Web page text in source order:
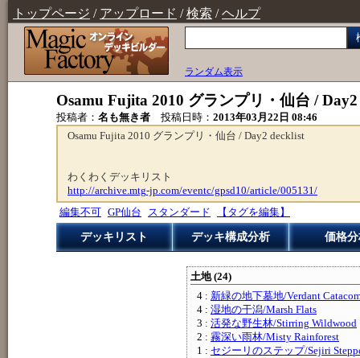
トップページ / アップロード /検索 /ヘルプ
ランダム表示
Osamu Fujita 2010 グランプリ・仙台 /
投稿者： 名も無き者 投稿日時： 2013年03月22日 08:46
Osamu Fujita 2010 グランプリ・仙台 / Day2 decklist
わくわくデッキリスト
http://archive.mtg-jp.com/eventc/gpsd10/article/005131/
編集不可
GP仙台 スタンダード 【タグを編集】
デッキリスト デッキ構成分析 価格
土地 (24)
4 : 新緑の地下墓地/Verdant
4 : 湿地の干潟/Marsh Flats
3 : 活発な野生林/Stirring Wildwood
2 : 霧深い雨林/Misty Rainforest
1 : セジーリのステップ/Sejiri